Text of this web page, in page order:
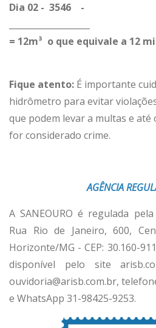
Dia 02 - 3546 -
= 12m³ o que equivale a 12
Fique atento: É importante
hidrômetro para evitar
que podem levar a multas e até
for considerado crime.
AGÊNCIA
A SANEOURO é regulada
Rua Rio de Janeiro, 600,
Horizonte/MG - CEP: 30.160-
disponível pelo site
ouvidoria@arisb.com.br,
e WhatsApp 31-98425-9253.